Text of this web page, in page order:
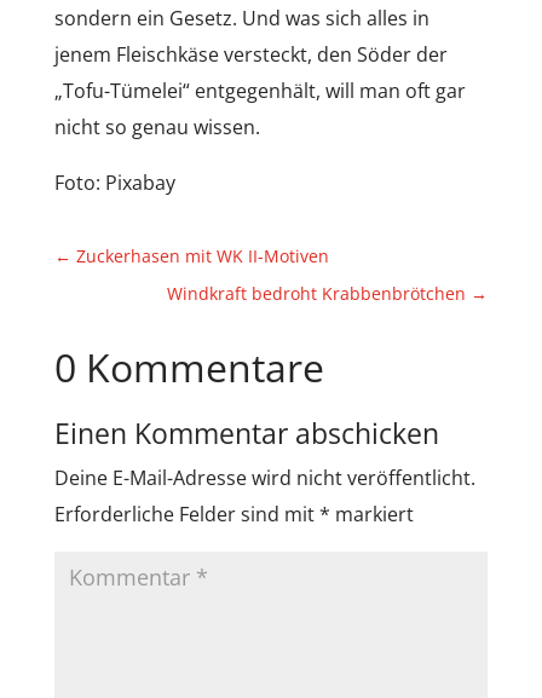
sondern ein Gesetz. Und was sich alles in
jenem Fleischkäse versteckt, den Söder der
„Tofu-Tümelei“ entgegenhält, will man oft gar
nicht so genau wissen.
Foto: Pixabay
← Zuckerhasen mit WK II-Motiven
Windkraft bedroht Krabbenbrötchen →
0 Kommentare
Einen Kommentar abschicken
Deine E-Mail-Adresse wird nicht veröffentlicht.
Erforderliche Felder sind mit* markiert